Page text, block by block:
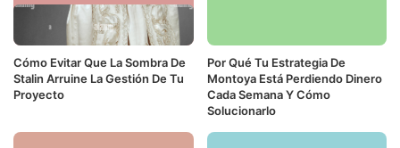
Cómo Evitar Que La Sombra De
Stalin Arruine La Gestión De Tu
Proyecto
Por Qué Tu Estrategia De
Montoya Está Perdiendo Dinero
Cada Semana Y Cómo
Solucionarlo